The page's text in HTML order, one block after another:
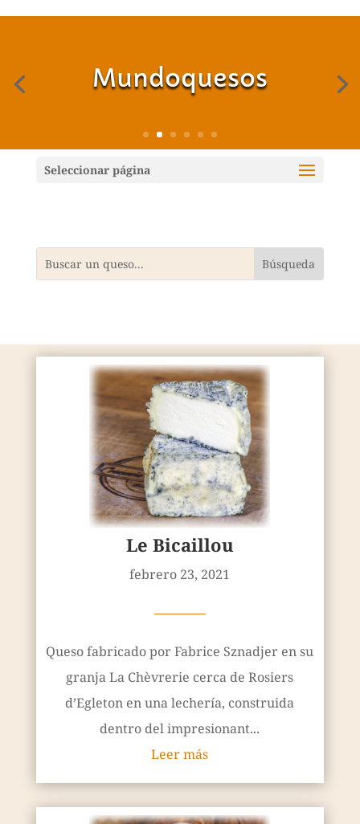
Mundoquesos
Seleccionar página
Le Bicaillou
febrero 23, 2021
————
Queso fabricado por Fabrice Sznadjer en su
granja La Chèvrerie cerca de Rosiers
d’Egleton en una lechería, construida
dentro del impresionant...
Leer más